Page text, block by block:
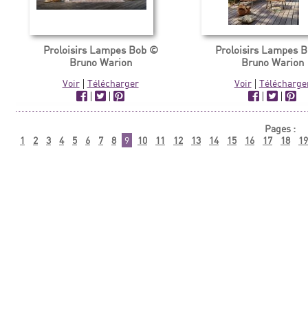
Proloisirs Lampes Bob ©
Bruno Warion
Voir| Télécharger
|
|
Proloisirs Lampes
Bruno Warion
Voir|
|
|
Pages :
1
2 3 4 5 6 7 8 9 10 11 12 13 14 15 16 17 18 19